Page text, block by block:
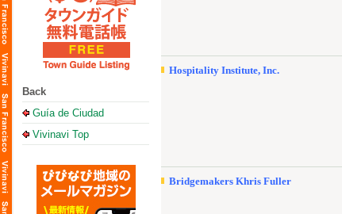
Back
Guía de Ciudad
Vivinavi Top
Hospitality Institute, Inc.
Bridgemakers Khris Fuller